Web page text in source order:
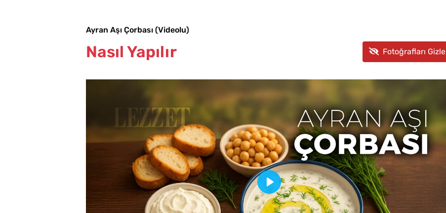
Ayran Aşı Çorbası (Videolu)
Nasıl Yapılır Fotoğrafları Gizle
Play